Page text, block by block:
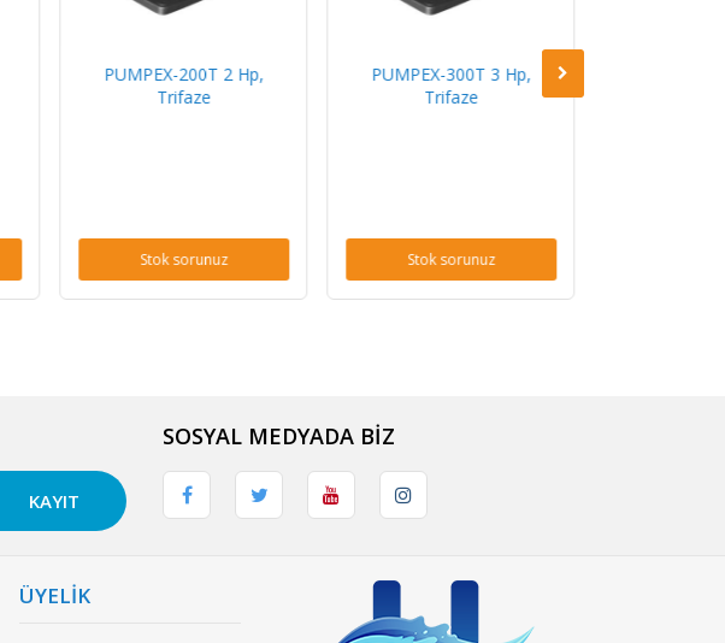
PUMPEX-200T 2 Hp,
Trifaze
Stok sorunuz
PUMPEX-300T 3 Hp,
Trifaze
Stok sorunuz
KAYIT
SOSYAL MEDYADA BİZ
ÜYELİK